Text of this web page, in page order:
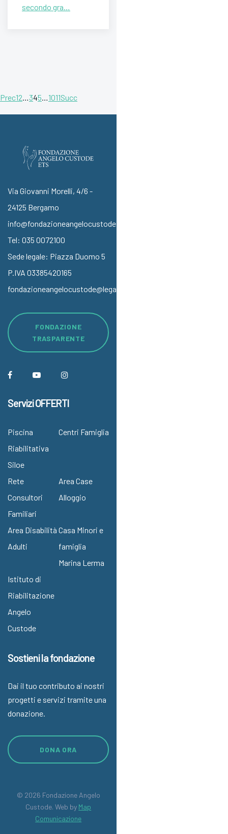
secondo gra…
Prec12 345 1011Succ
Via Giovanni Morelli, 4/6 -
24125 Bergamo
info@fondazioneangelocustode.it
Tel: 035 0072100
Sede legale: Piazza Duomo 5
P.IVA 03385420165
fondazioneangelocustode@legalmail.it
FONDAZIONE
TRASPARENTE
Servizi OFFERTI
Piscina
Riabilitativa
Siloe
Centri Famiglia
Rete
Consultori
Familiari
Area Case
Alloggio
Area Disabilità
Adulti
Casa Minori e
famiglia
Marina Lerma
Istituto di
Riabilitazione
Angelo
Custode
Sostieni la fondazione
Dai il tuo contributo ai nostri
progetti e servizi tramite una
donazione.
DONA ORA
© 2026 Fondazione Angelo
Custode. Web by Map
Comunicazione